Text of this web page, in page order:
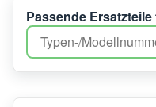
Passende